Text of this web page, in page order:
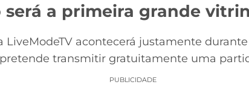
será a primeira grande
acontecerá justamente
transmitir gratuitamente uma
PUBLICIDADE